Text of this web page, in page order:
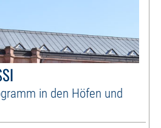
in den Höfen und